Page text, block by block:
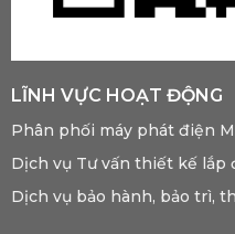
LĨNH VỰC HOẠT ĐỘNG
Phân phối máy phát điện
Dịch vụ Tư vấn thiết kế
Dịch vụ bảo hành, bảo trì,